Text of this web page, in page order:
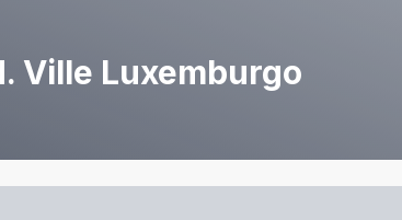
Ville Luxemburgo